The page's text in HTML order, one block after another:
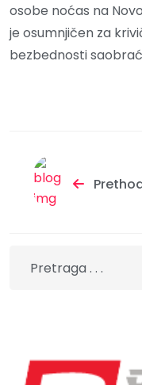
osobe noćas na
je osumnjičen za
bezbednosti